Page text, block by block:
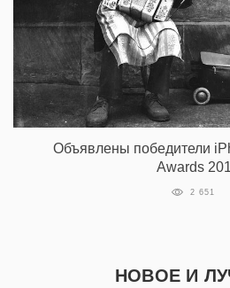
Объявлены победители
Awards
2 651
НОВОЕ И